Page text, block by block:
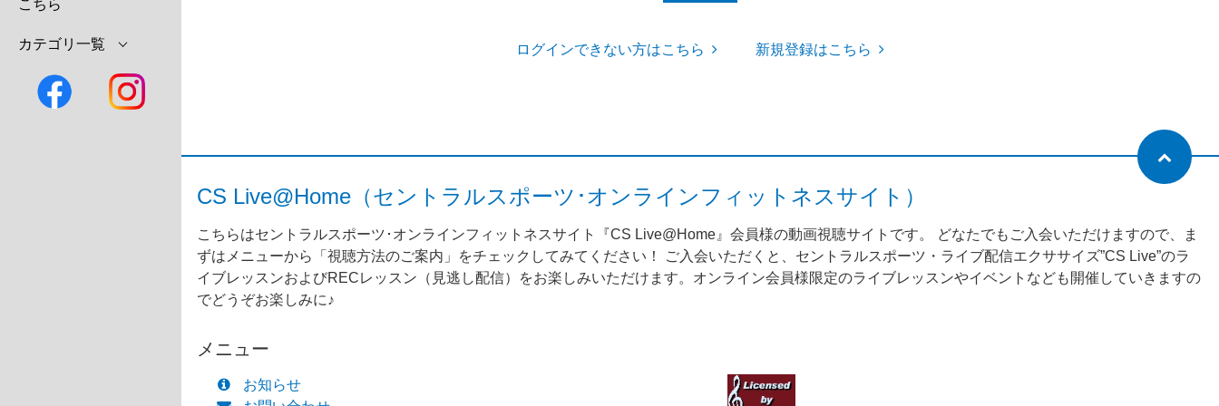
こちら
カテゴリ一覧 ログインできない方はこちら 新規登録はこちら
CS Live@Home（セントラルスポーツ･オンラインフィットネスサイト）
こちらはセントラルスポーツ･オンラインフィットネスサイト『CS Live@Home』会員様の動画視聴サイトです。 どなたでもご入会いただけますので、ま
ずはメニューから「視聴方法のご案内」をチェックしてみてください！ ご入会いただくと、セントラルスポーツ・ライブ配信エクササイズ”CS Live”のラ
イブレッスンおよびRECレッスン（見逃し配信）をお楽しみいただけます。オンライン会員様限定のライブレッスンやイベントなども開催していきますの
でどうぞお楽しみに♪
メニュー
お知らせ